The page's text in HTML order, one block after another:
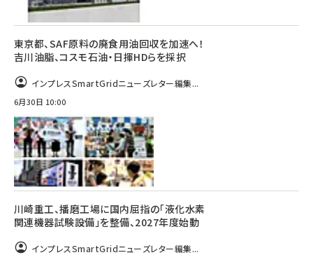
東京都、SAF原料の廃食用油回収を加速へ！
吉川油脂、コスモ石油・日揮HDらを採択
インプレスSmartGridニューズレター編集...
6月30日 10:00
川崎重工、播磨工場に国内屈指の「液化水素
関連機器試験設備」を整備、2027年度始動
インプレスSmartGridニューズレター編集...